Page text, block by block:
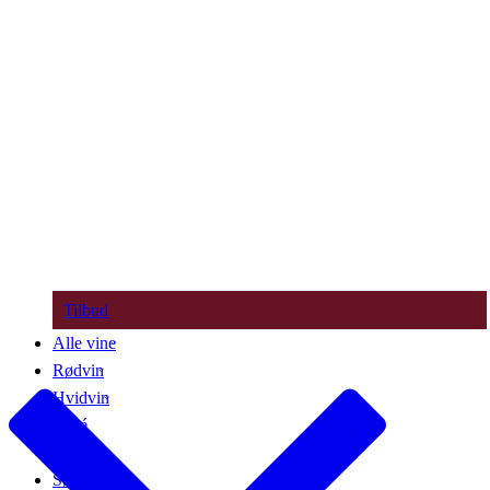
Tilbud
Alle vine
Rødvin
Hvidvin
Rosé
Søde vine